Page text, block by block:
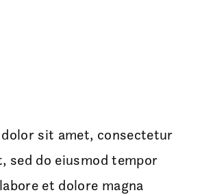
sit amet, consectetur
sed do eiusmod tempor
et dolore magna